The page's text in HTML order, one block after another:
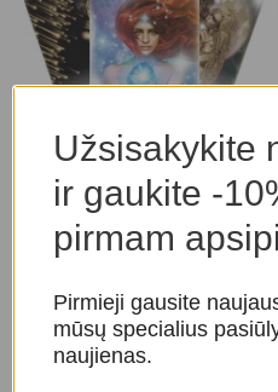
Star Temple Oracle kortos
Taro ir orakulo kortos
Orakulo kortos
39,00 €
Užsisakykite
ir gaukite -
pirmam
Pirmieji gausite
mūsų specialius
naujienas.